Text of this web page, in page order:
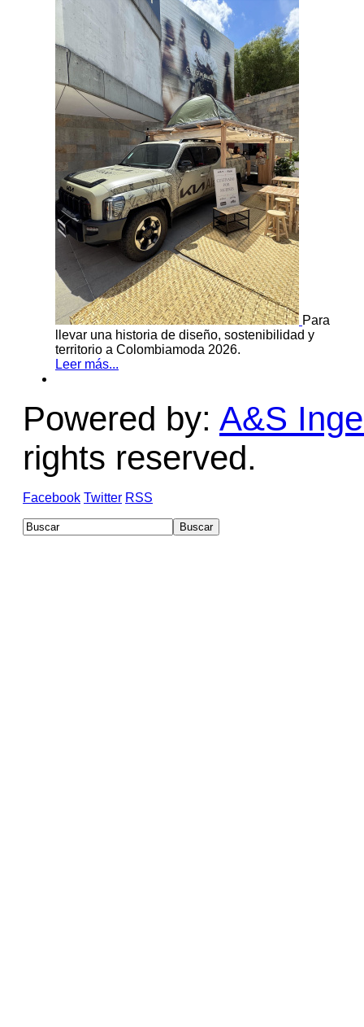
Para
llevar una historia de diseño, sostenibilidad y
territorio a Colombiamoda 2026.
Leer más...
Powered by: A&S
rights reserved.
Facebook Twitter RSS